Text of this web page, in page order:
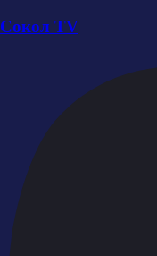
Сокол TV